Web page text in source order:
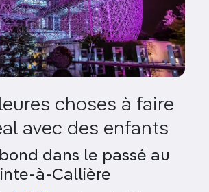
choses à faire
avec des enfants
dans le passé au
à-Callière